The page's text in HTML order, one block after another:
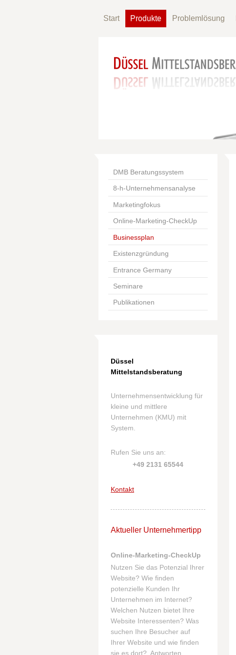
Start Produkte Problemlösung
DMB Beratungssystem
8-h-Unternehmensanalyse
Marketingfokus
Online-Marketing-CheckUp
Businessplan
Existenzgründung
Entrance Germany
Seminare
Publikationen
Düssel
Mittelstandsberatung
Unternehmensentwicklung für
kleine und mittlere
Unternehmen (KMU) mit
System.
Rufen Sie uns an:
+49 2131 65544
Kontakt
Aktueller Unternehmertipp
Online-Marketing-CheckUp
Nutzen Sie das Potenzial Ihrer
Website? Wie finden
potenzielle Kunden Ihr
Unternehmen im Internet?
Welchen Nutzen bietet Ihre
Website Interessenten? Was
suchen Ihre Besucher auf
Ihrer Website und wie finden
sie es dort? Antworten